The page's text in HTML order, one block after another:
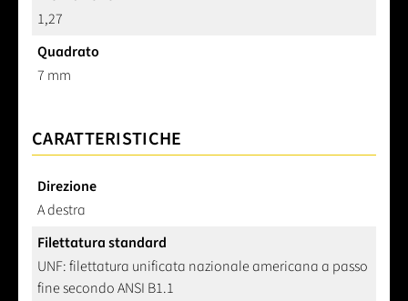
1,27
Quadrato
7 mm
CARATTERISTICHE
Direzione
A destra
Filettatura standard
UNF: filettatura unificata nazionale americana a passo
fine secondo ANSI B1.1